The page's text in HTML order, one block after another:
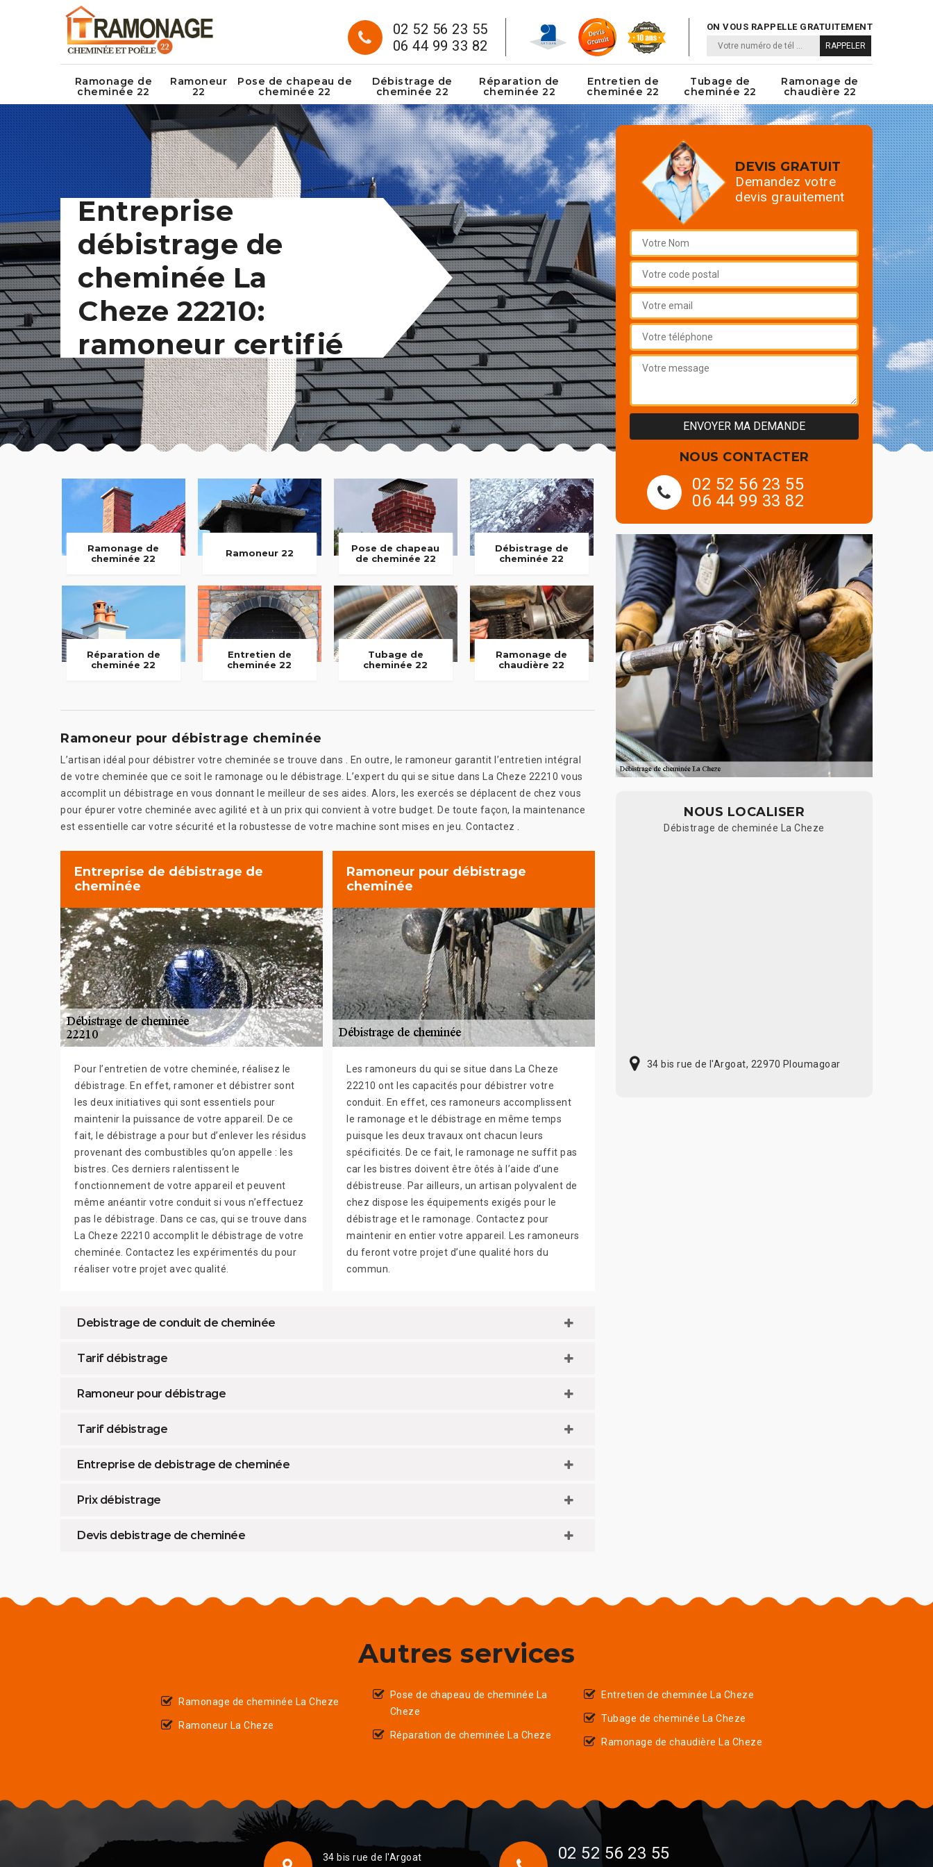
02 52 56 23 55
06 44 99 33 82
ON VOUS RAPPELLE GRATUITEMENT
Ramonage de
cheminée 22
Ramoneur
22
Pose de chapeau de
cheminée 22
Débistrage de
cheminée 22
Réparation de
cheminée 22
Entretien de
cheminée 22
Tubage de
cheminée 22
Ramonage de
chaudière 22
Entreprise
débistrage de
cheminée La
Cheze 22210:
ramoneur certifié
Ramonage de
cheminée 22
Ramoneur 22
Pose de chapeau
de cheminée 22
Débistrage de
cheminée 22
Réparation de
cheminée 22
Entretien de
cheminée 22
Tubage de
cheminée 22
Ramonage de
chaudière 22
Ramoneur pour débistrage cheminée
L’artisan idéal pour débistrer votre cheminée se trouve dans . En outre, le ramoneur garantit l’entretien intégral
de votre cheminée que ce soit le ramonage ou le débistrage. L’expert du qui se situe dans La Cheze 22210 vous
accomplit un débistrage en vous donnant le meilleur de ses aides. Alors, les exercés se déplacent de chez vous
pour épurer votre cheminée avec agilité et à un prix qui convient à votre budget. De toute façon, la maintenance
est essentielle car votre sécurité et la robustesse de votre machine sont mises en jeu. Contactez .
Entreprise de débistrage de
cheminée
Pour l’entretien de votre cheminée, réalisez le
débistrage. En effet, ramoner et débistrer sont
les deux initiatives qui sont essentiels pour
maintenir la puissance de votre appareil. De ce
fait, le débistrage a pour but d’enlever les résidus
provenant des combustibles qu’on appelle : les
bistres. Ces derniers ralentissent le
fonctionnement de votre appareil et peuvent
même anéantir votre conduit si vous n’effectuez
pas le débistrage. Dans ce cas, qui se trouve dans
La Cheze 22210 accomplit le débistrage de votre
cheminée. Contactez les expérimentés du pour
réaliser votre projet avec qualité.
Ramoneur pour débistrage
cheminée
Les ramoneurs du qui se situe dans La Cheze
22210 ont les capacités pour débistrer votre
conduit. En effet, ces ramoneurs accomplissent
le ramonage et le débistrage en même temps
puisque les deux travaux ont chacun leurs
spécificités. De ce fait, le ramonage ne suffit pas
car les bistres doivent être ôtés à l’aide d’une
débistreuse. Par ailleurs, un artisan polyvalent de
chez dispose les équipements exigés pour le
débistrage et le ramonage. Contactez pour
maintenir en entier votre appareil. Les ramoneurs
du feront votre projet d’une qualité hors du
commun.
Debistrage de conduit de cheminée
Tarif débistrage
Ramoneur pour débistrage
Tarif débistrage
Entreprise de debistrage de cheminée
Prix débistrage
Devis debistrage de cheminée
DEVIS GRATUIT
Demandez votre
devis grauitement
NOUS CONTACTER
02 52 56 23 55
06 44 99 33 82
NOUS LOCALISER
Débistrage de cheminée La Cheze
34 bis rue de l'Argoat, 22970 Ploumagoar
Autres services
Ramonage de cheminée La Cheze
Ramoneur La Cheze
Pose de chapeau de cheminée La
Cheze
Réparation de cheminée La Cheze
Entretien de cheminée La Cheze
Tubage de cheminée La Cheze
Ramonage de chaudière La Cheze
34 bis rue de l'Argoat 02 52 56 23 55